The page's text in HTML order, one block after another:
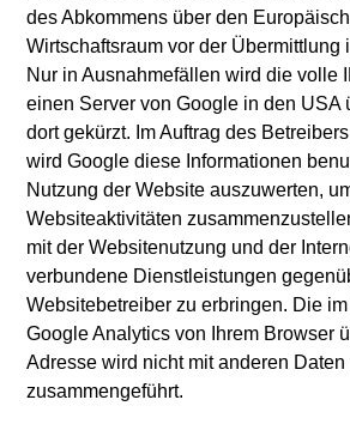
des Abkommens über den
Wirtschaftsraum vor der Übermittlung
Nur in Ausnahmefällen wird die volle
einen Server von Google in den USA
dort gekürzt. Im Auftrag des
wird Google diese Informationen
Nutzung der Website auszuwerten,
Websiteaktivitäten
mit der Websitenutzung und der
verbundene Dienstleistungen
Websitebetreiber zu erbringen. Die
Google Analytics von Ihrem Browser
Adresse wird nicht mit anderen
zusammengeführt.